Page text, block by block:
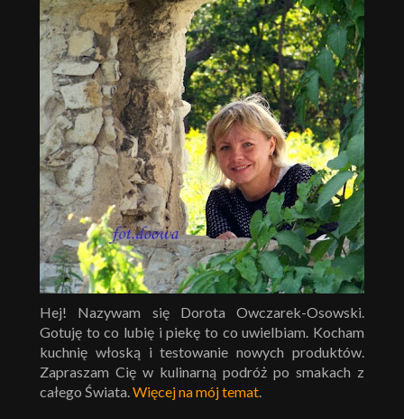
Hej! Nazywam się Dorota Owczarek-Osowski.
Gotuję to co lubię i piekę to co uwielbiam. Kocham
kuchnię włoską i testowanie nowych produktów.
Zapraszam Cię w kulinarną podróż po smakach z
całego Świata.Więcej na mój temat.